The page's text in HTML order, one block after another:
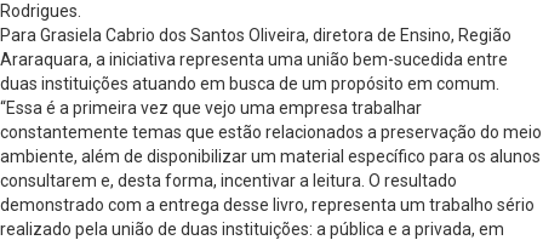
Rodrigues.
Para Grasiela Cabrio dos Santos Oliveira, diretora de Ensino, Região
Araraquara, a iniciativa representa uma união bem-sucedida entre
duas instituições atuando em busca de um propósito em comum.
“Essa é a primeira vez que vejo uma empresa trabalhar
constantemente temas que estão relacionados a preservação do meio
ambiente, além de disponibilizar um material específico para os alunos
consultarem e, desta forma, incentivar a leitura. O resultado
demonstrado com a entrega desse livro, representa um trabalho sério
realizado pela união de duas instituições: a pública e a privada, em